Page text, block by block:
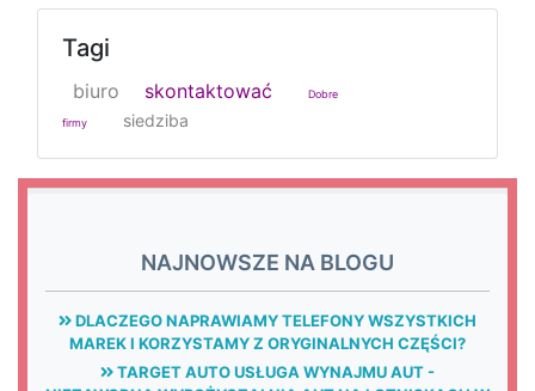
Tagi
biuro skontaktować Dobre
firmy siedziba
NAJNOWSZE NA BLOGU
DLACZEGO NAPRAWIAMY TELEFONY WSZYSTKICH
MAREK I KORZYSTAMY Z ORYGINALNYCH CZĘŚCI?
TARGET AUTO USŁUGA WYNAJMU AUT -